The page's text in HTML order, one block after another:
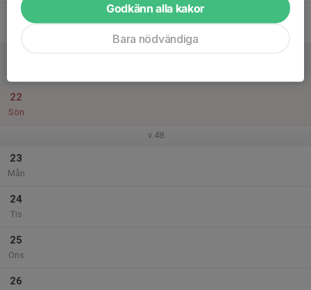
20
22
Sön
v.48
23
Mån
24
Tis
25
Ons
26
Godkänn alla kakor
Bara nödvändiga